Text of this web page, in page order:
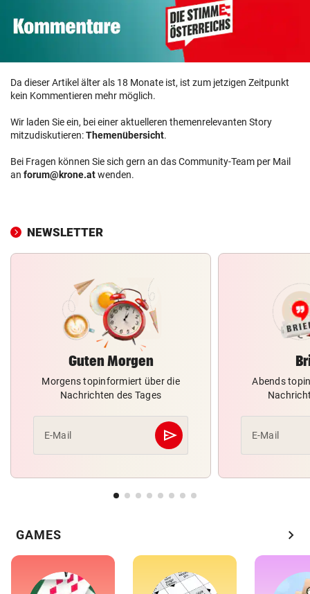
Da dieser Artikel älter als 18 Monate ist, ist zum jetzigen Zeitpunkt
kein Kommentieren mehr möglich.
Wir laden Sie ein, bei einer aktuelleren themenrelevanten Story
mitzudiskutieren:Themenübersicht.
Bei Fragen können Sie sich gern an das Community-Team per Mail
an forum@krone.atwenden.
NEWSLETTER
Guten Morgen
Morgens topinformiert über die
Nachrichten des Tages
E-Mail send
Abschicken
Abends
E-Mail
GAMES chevron_right